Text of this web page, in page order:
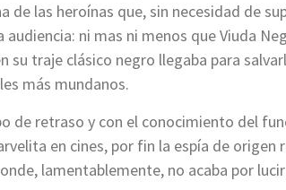
de las heroínas que, sin necesidad de
audiencia: ni mas ni menos que Viuda
su traje clásico negro llegaba para
más mundanos.
de retraso y con el conocimiento del
en cines, por fin la espía de origen
lamentablemente, no acaba por